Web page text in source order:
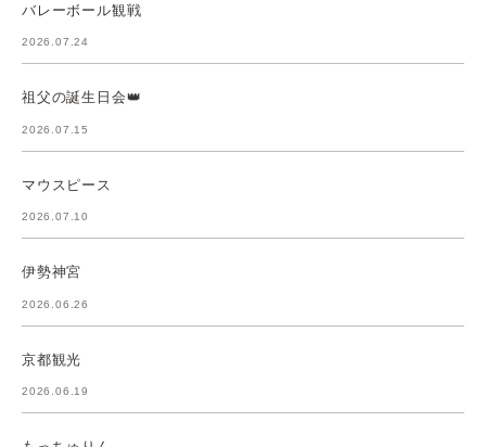
バレーボール観戦
2026.07.24
祖父の誕生日会👑
2026.07.15
マウスピース
2026.07.10
伊勢神宮
2026.06.26
京都観光
2026.06.19